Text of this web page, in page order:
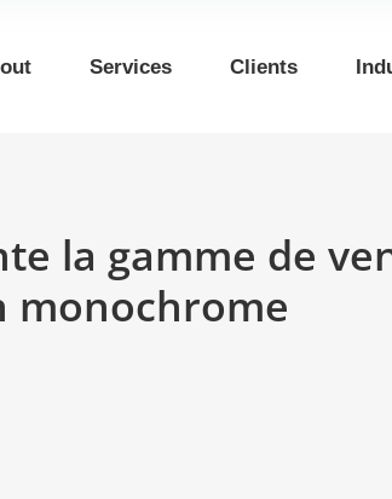
Services Clients
la gamme de
monochrome